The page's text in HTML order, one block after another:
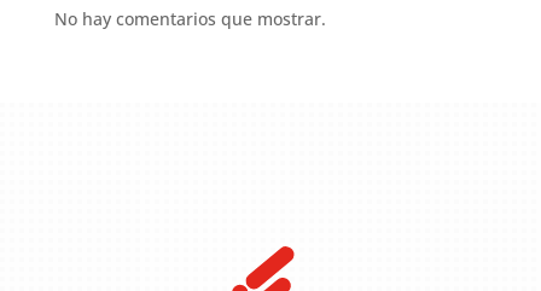
No hay comentarios que mostrar.